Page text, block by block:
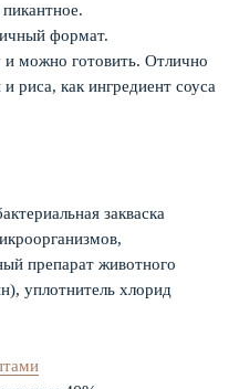
формат.
и можно готовить. Отлично
риса, как ингредиент соуса
закваска
препарат животного
уплотнитель хлорид